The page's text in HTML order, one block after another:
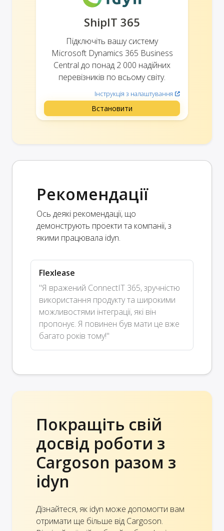
ShipIT 365
Підключіть вашу систему
Microsoft Dynamics 365 Business
Central до понад 2 000 надійних
перевізників по всьому світу.
Інструкція з налаштування
Встановити
Рекомендації
Ось деякі рекомендації, що
демонструють проекти та компанії, з
якими працювала idyn.
Flexlease
"Я вражений ConnectIT 365, зручністю
використання продукту та широкими
можливостями інтеграції, які він
пропонує. Я повинен був мати це вже
багато років тому!"
Покращіть свій
досвід роботи з
Cargoson разом з
idyn
Дізнайтеся, як idyn може допомогти вам
отримати ще більше від Cargoson.